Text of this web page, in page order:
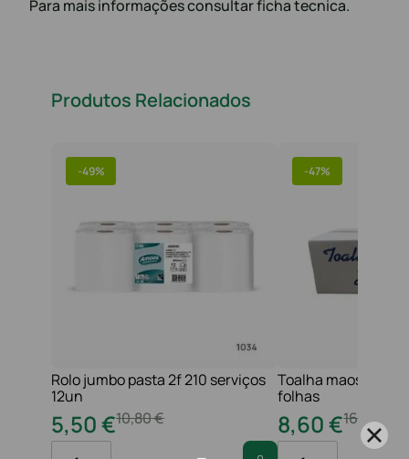
Para mais informações consultar ficha tecnica.
Produtos Relacionados
-49%
Rolo jumbo pasta 2f 210 serviços
12un
10,80€
5,50€
-47%
Toalha maos 2f
folhas
16 20
8,60€